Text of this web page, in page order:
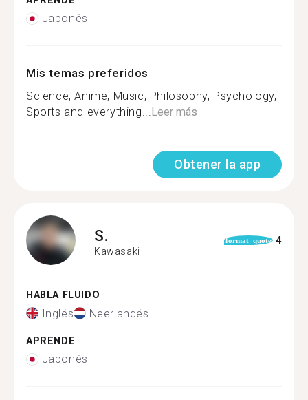
Japonés
Mis temas preferidos
Science, Anime, Music, Philosophy, Psychology,
Sports and everything...Leer más
Obtener la app
S.
Kawasaki
format_quote 4
HABLA FLUIDO
Inglés Neerlandés
APRENDE
Japonés